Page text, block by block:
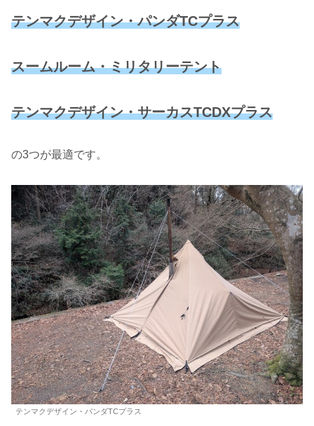
テンマクデザイン・パンダTCプラス
スームルーム・ミリタリーテント
テンマクデザイン・サーカスTCDXプラス
の3つが最適です。
テンマクデザイン・パンダTCプラス